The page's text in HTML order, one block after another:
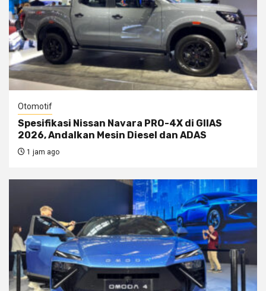
Otomotif
Spesifikasi Nissan Navara PRO-4X di GIIAS
2026, Andalkan Mesin Diesel dan ADAS
1 jam ago